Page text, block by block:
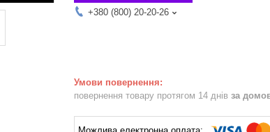
+380 (800) 20-20-26
повернення товару протягом 14 днів за